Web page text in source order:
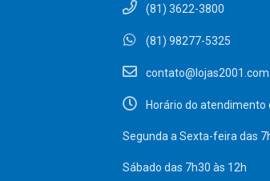
(81) 3622-3800
(81) 98277-5325
Horário do atendimento
Segunda a Sexta-feira das
Sábado das 7h30 às 12h